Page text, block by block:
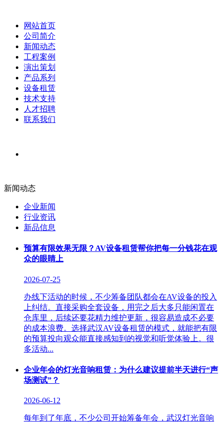
网站首页
公司简介
新闻动态
工程案例
演出策划
产品系列
设备租赁
技术支持
人才招聘
联系我们
新闻动态
企业新闻
行业资讯
新品信息
预算有限效果无限？AV设备租赁帮你把每一分钱花在观
众的眼睛上
2026-07-25
办线下活动的时候，不少筹备团队都会在AV设备的投入
上纠结。直接采购全套设备，用完之后大多只能闲置在
仓库里，后续还要花精力维护更新，很容易造成不必要
的成本浪费。选择武汉AV设备租赁的模式，就能把有限
的预算投向观众能直接感知到的视觉和听觉体验上。很
多活动...
企业年会的灯光音响租赁：为什么建议提前半天进行“声
场测试”？
2026-06-12
每年到了年底，不少公司开始筹备年会，武汉灯光音响